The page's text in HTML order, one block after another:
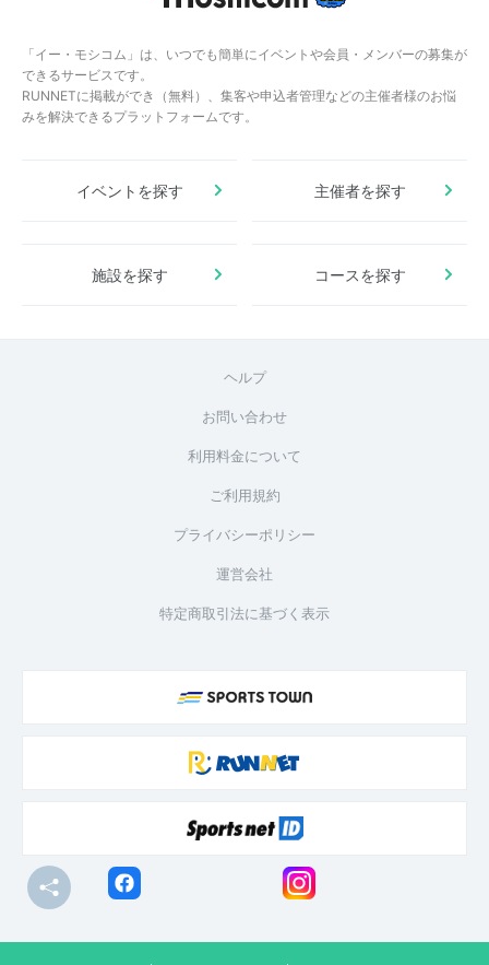
「イー・モシコム」は、いつでも簡単にイベントや会員・メンバーの募集が
できるサービスです。
RUNNETに掲載ができ（無料）、集客や申込者管理などの主催者様のお悩
みを解決できるプラットフォームです。
イベントを探す 主催者を探す
施設を探す コースを探す
ヘルプ
お問い合わせ
利用料金について
ご利用規約
プライバシーポリシー
運営会社
特定商取引法に基づく表示